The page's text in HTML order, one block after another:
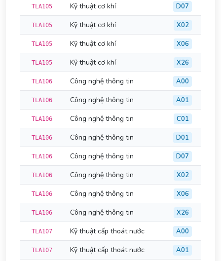
TLA105 Kỹ thuật cơ khí D07
TLA105 Kỹ thuật cơ khí X02
TLA105 Kỹ thuật cơ khí X06
TLA105 Kỹ thuật cơ khí X26
TLA106 Công nghệ thông tin A00
TLA106 Công nghệ thông tin A01
TLA106 Công nghệ thông tin C01
TLA106 Công nghệ thông tin D01
TLA106 Công nghệ thông tin D07
TLA106 Công nghệ thông tin X02
TLA106 Công nghệ thông tin X06
TLA106 Công nghệ thông tin X26
TLA107 Kỹ thuật cấp thoát nước A00
TLA107 Kỹ thuật cấp thoát nước A01